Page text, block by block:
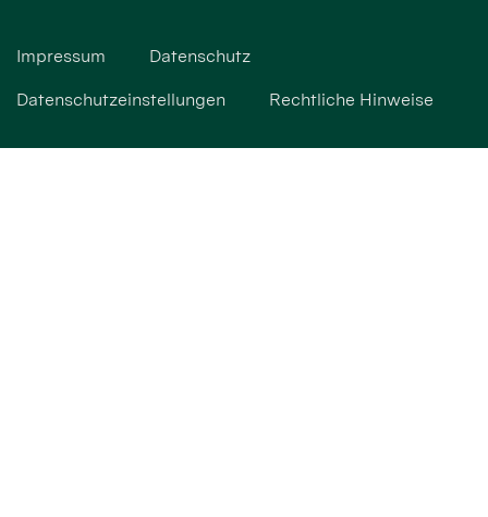
Impressum Datenschutz
Datenschutzeinstellungen Rechtliche Hinweise